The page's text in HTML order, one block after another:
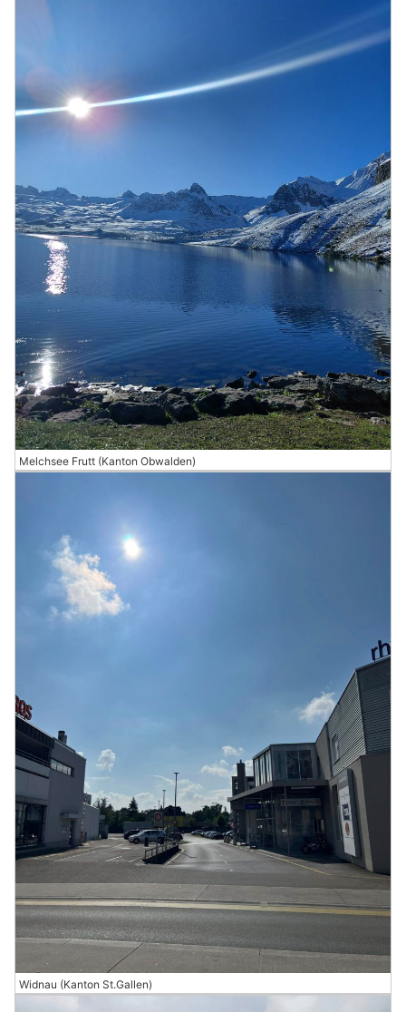
Melchsee Frutt (Kanton Obwalden)
Widnau (Kanton St.Gallen)